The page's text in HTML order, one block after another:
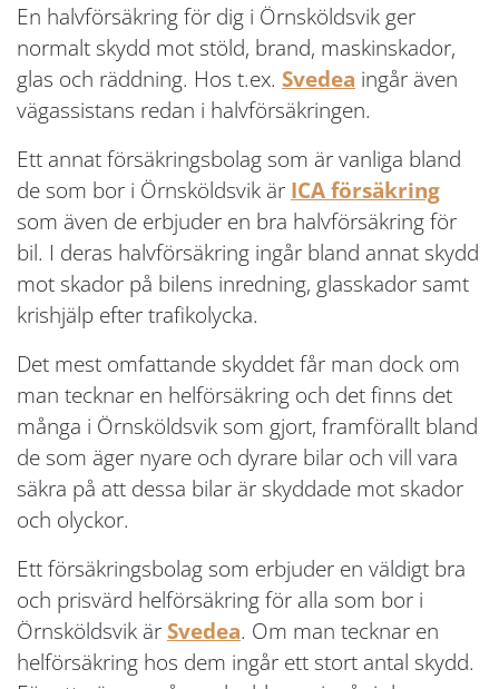
En halvförsäkring för dig i Örnsköldsvik ger
normalt skydd mot stöld, brand, maskinskador,
glas och räddning. Hos t.ex. Svedea ingår även
vägassistans redan i halvförsäkringen.
Ett annat försäkringsbolag som är vanliga bland
de som bor i Örnsköldsvik är ICA försäkring
som även de erbjuder en bra halvförsäkring för
bil. I deras halvförsäkring ingår bland annat skydd
mot skador på bilens inredning, glasskador samt
krishjälp efter trafikolycka.
Det mest omfattande skyddet får man dock om
man tecknar en helförsäkring och det finns det
många i Örnsköldsvik som gjort, framförallt bland
de som äger nyare och dyrare bilar och vill vara
säkra på att dessa bilar är skyddade mot skador
och olyckor.
Ett försäkringsbolag som erbjuder en väldigt bra
och prisvärd helförsäkring för alla som bor i
Örnsköldsvik är Svedea. Om man tecknar en
helförsäkring hos dem ingår ett stort antal skydd.